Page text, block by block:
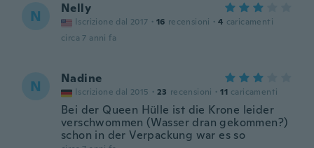
N Nelly
Iscrizione dal 2017 · 16 recensioni · 4 caricamenti
circa 7 anni fa
N Nadine
Iscrizione dal 2015 · 23 recensioni · 11 caricamenti
Bei der Queen Hülle ist die Krone leider
verschwommen (Wasser dran gekommen?)
schon in der Verpackung war es so